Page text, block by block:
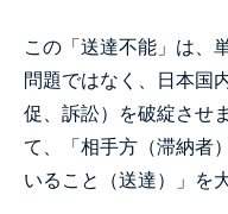
この「送達不能」は、
問題ではなく、日本国
促、訴訟）を破綻させ
て、「相手方（滞納者
いること（送達）」を